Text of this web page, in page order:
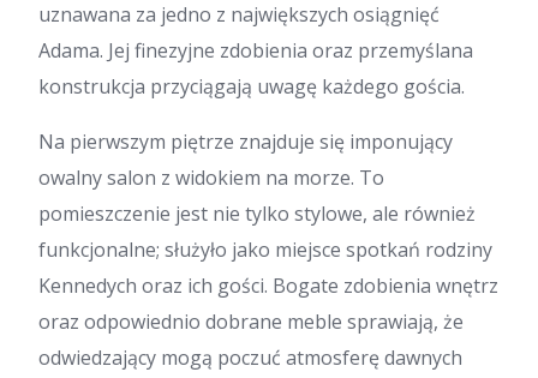
uznawana za jedno z największych osiągnięć
Adama. Jej finezyjne zdobienia oraz przemyślana
konstrukcja przyciągają uwagę każdego gościa.
Na pierwszym piętrze znajduje się imponujący
owalny salon z widokiem na morze. To
pomieszczenie jest nie tylko stylowe, ale również
funkcjonalne; służyło jako miejsce spotkań rodziny
Kennedych oraz ich gości. Bogate zdobienia wnętrz
oraz odpowiednio dobrane meble sprawiają, że
odwiedzający mogą poczuć atmosferę dawnych